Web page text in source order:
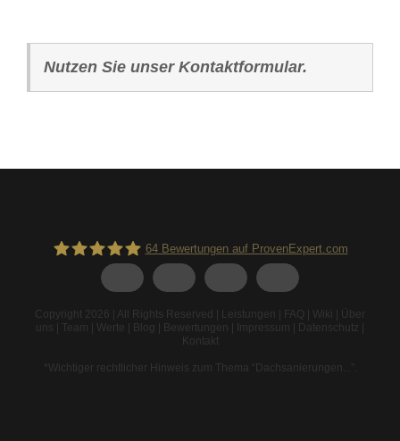
Nutzen Sie unser Kontaktformular.
64Bewertungen auf ProvenExpert.com
Copyright 2026 | All Rights Reserved | Leistungen FAQ Wiki
Über
uns
Team Werte Blog Bewertungen Impressum Datenschutz
Kontakt
*Wichtiger rechtlicher Hinweis zum Thema “Dachsanierungen...” .